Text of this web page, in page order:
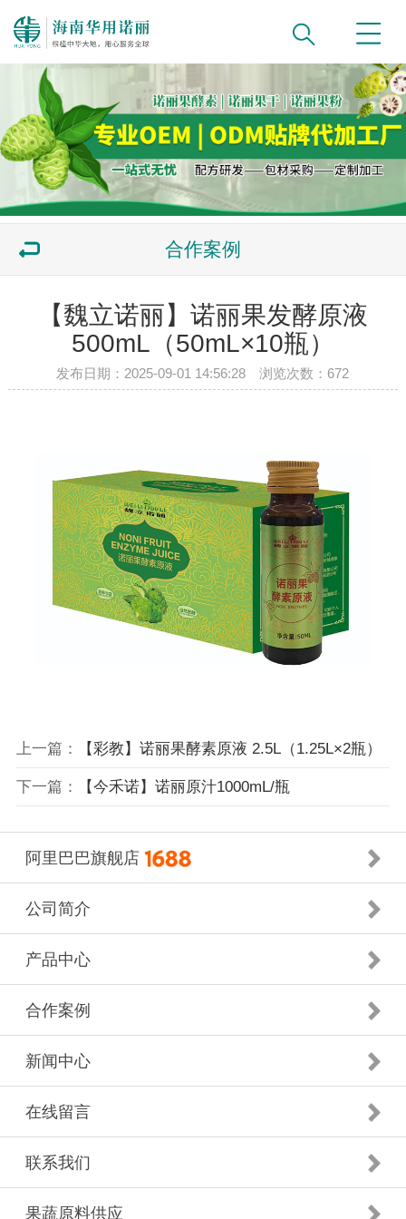
合作案例
【魏立诺丽】诺丽果发酵原液
500mL（50mL×10瓶）
发布日期：2025-09-01 14:56:28 浏览次数： 672
上一篇： 【彩教】诺丽果酵素原液 2.5L（1.25L×2瓶）
下一篇： 【今禾诺】诺丽原汁1000mL/瓶
阿里巴巴旗舰店
公司简介
产品中心
合作案例
新闻中心
在线留言
联系我们
果蔬原料供应